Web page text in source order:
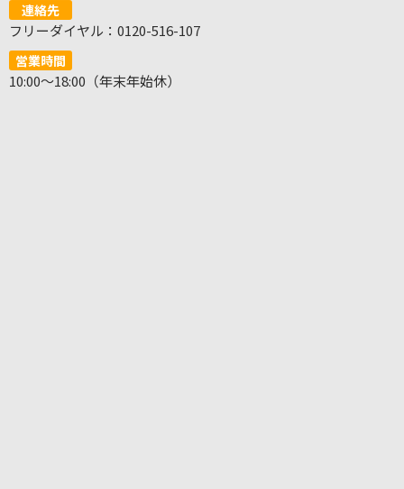
連絡先
フリーダイヤル：0120-516-107
営業時間
10:00～18:00（年末年始休）